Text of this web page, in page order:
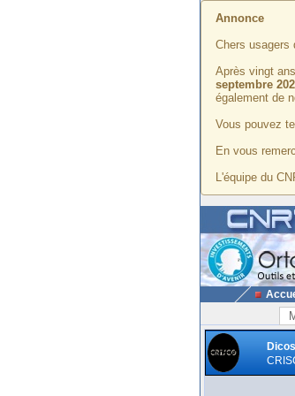
Annonce
Chers usagers
Après vingt
septembre
également de
Vous pouvez
En vous
L'équipe du